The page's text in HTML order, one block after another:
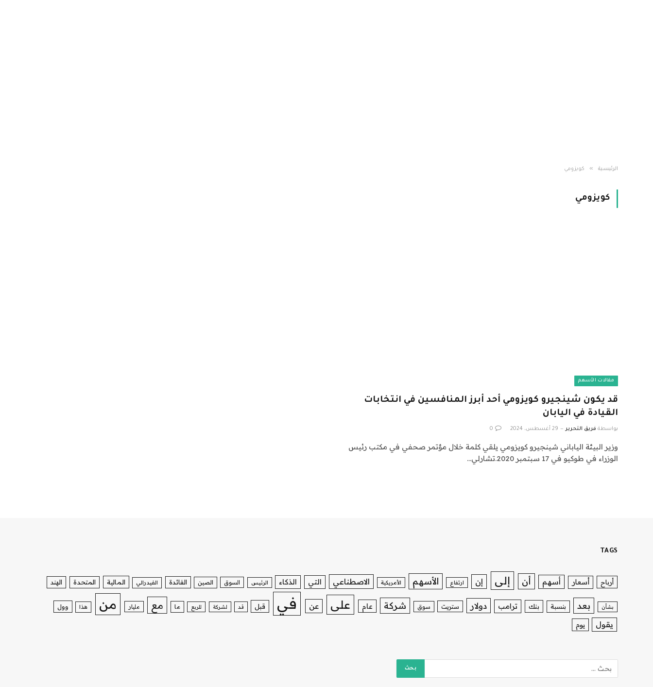
الرئيسية » كويزومي
كويزومي
مقالات الأسهم
قد يكون شينجيرو كويزومي أحد أبرز المنافسين في انتخابات
القيادة في اليابان
بواسطة فريق التحرير 29 أغسطس، 2024 0
وزير البيئة الياباني شينجيرو كويزومي يلقي كلمة خلال مؤتمر صحفي في مكتب رئيس
الوزراء في طوكيو في 17 سبتمبر 2020.تشارلي…
TAGS
أرباح أسعار أسهم أن إلى إن ارتفاع الأسهم الأمريكية الاصطناعي التي الذكاء الرئيس السوق الصين الفائدة الفيدرالي المالية المتحدة الهند
بشأن بعد بنسبة بنك ترامب دولار ستريت سوق شركة عام على عن في قبل قد لشركة للربع ما مع مليار من هذا وول
يقول يوم